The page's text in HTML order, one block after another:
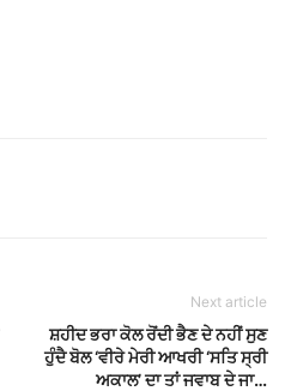
Next article
ਸ਼ਹੀਦ ਭਰਾ ਕੋਲ ਰੋਂਦੀ ਭੈਣ ਦੇ ਨਹੀਂ ਸੁਣ
ਹੁੰਦੈ ਬੋਲ ‘ਵੀਰੇ ਮੇਰੀ ਆਖਰੀ ‘ਸਤਿ ਸ੍ਰੀ
ਅਕਾਲ’ ਦਾ ਤਾਂ ਜਵਾਬ ਦੇ ਜਾ…